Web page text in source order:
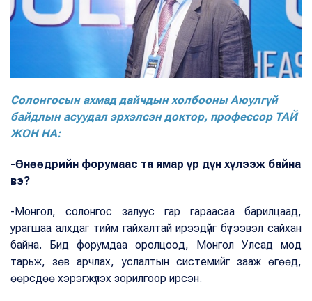
Солонгосын ахмад дайчдын холбооны Аюулгүй
байдлын асуудал эрхэлсэн доктор, профессор ТАЙ
ЖОН НА:
-Өнөөдрийн форумаас та ямар үр дүн хүлээж байна
вэ?
-Монгол, солонгос залуус гар гараасаа барилцаад,
урагшаа алхдаг тийм гайхалтай ирээдүйг бүтээвэл сайхан
байна. Бид форумдаа оролцоод, Монгол Улсад мод
тарьж, зөв арчлах, услалтын системийг зааж өгөөд,
өөрсдөө хэрэгжүүлэх зорилгоор ирсэн.